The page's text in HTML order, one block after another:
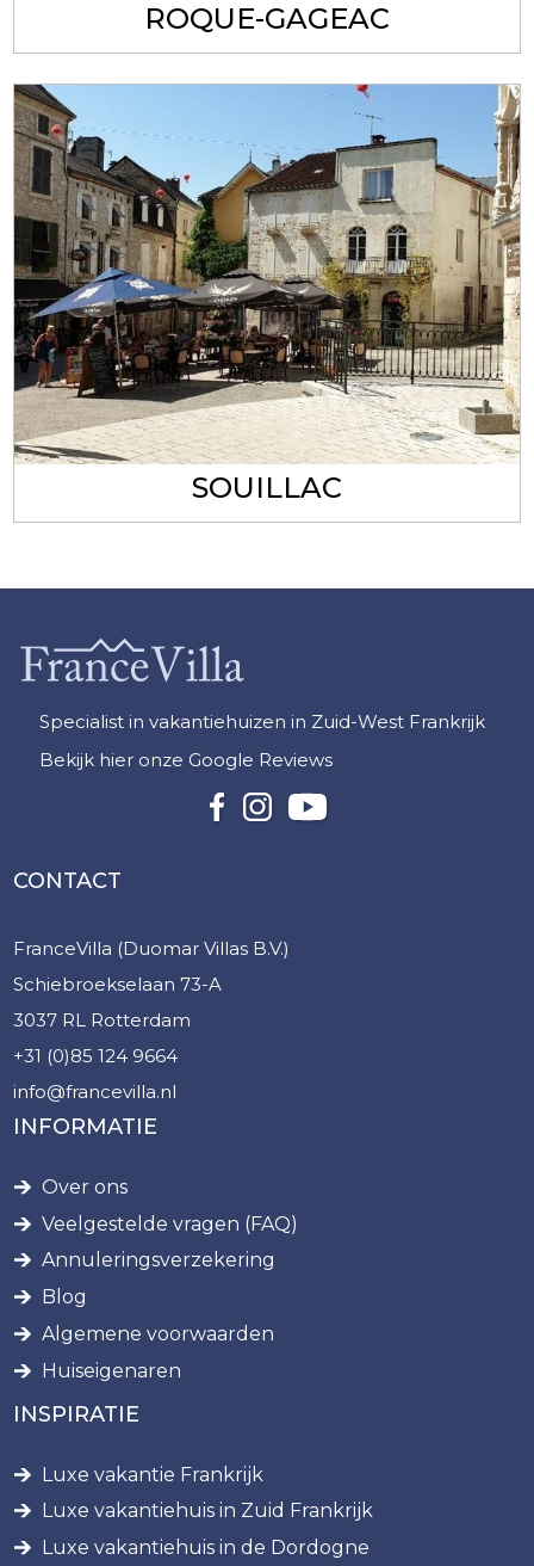
ROQUE-GAGEAC
SOUILLAC
Specialist in vakantiehuizen in Zuid-West Frankrijk
Bekijk hier onze Google Reviews
CONTACT
FranceVilla (Duomar Villas B.V.)
Schiebroekselaan 73-A
3037 RL Rotterdam
+31 (0)85 124 9664
info@francevilla.nl
INFORMATIE
Over ons
Veelgestelde vragen (FAQ)
Annuleringsverzekering
Blog
Algemene voorwaarden
Huiseigenaren
INSPIRATIE
Luxe vakantie Frankrijk
Luxe vakantiehuis in Zuid Frankrijk
Luxe vakantiehuis in de Dordogne